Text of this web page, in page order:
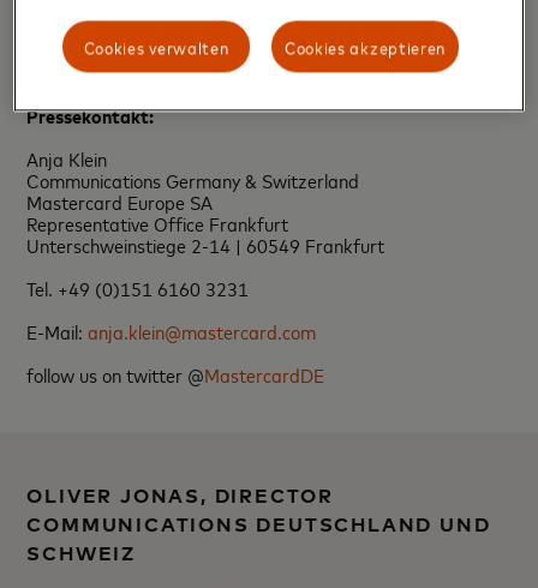
Nachrichten im Engagement Bureau.
Pressekontakt:
Anja Klein
Communications Germany & Switzerland
Mastercard Europe SA
Representative Office Frankfurt
Unterschweinstiege 2-14 | 60549 Frankfurt
Tel. +49 (0)151 6160 3231
E-Mail:anja.klein@mastercard.com
follow us on twitter @MastercardDE
OLIVER JONAS, DIRECTOR
COMMUNICATIONS DEUTSCHLAND UND
SCHWEIZ
Cookies akzeptieren
Cookies verwalten